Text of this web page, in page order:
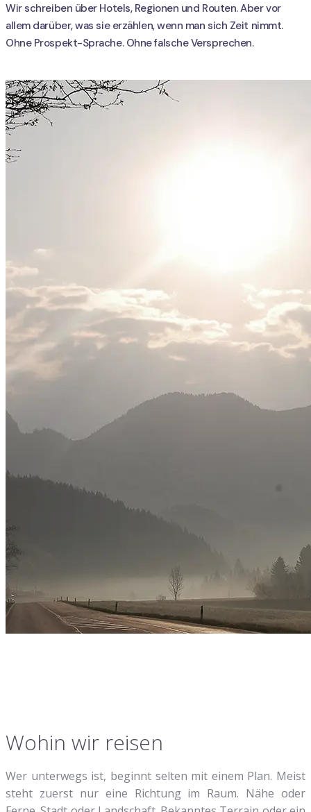
Wir schreiben über Hotels, Regionen und Routen. Aber vor
allem darüber, was sie erzählen, wenn man sich Zeit nimmt.
Ohne Prospekt-Sprache. Ohne falsche Versprechen.
Wohin wir reisen
Wer unterwegs ist, beginnt selten mit einem Plan. Meist
steht zuerst nur eine Richtung im Raum. Nähe oder